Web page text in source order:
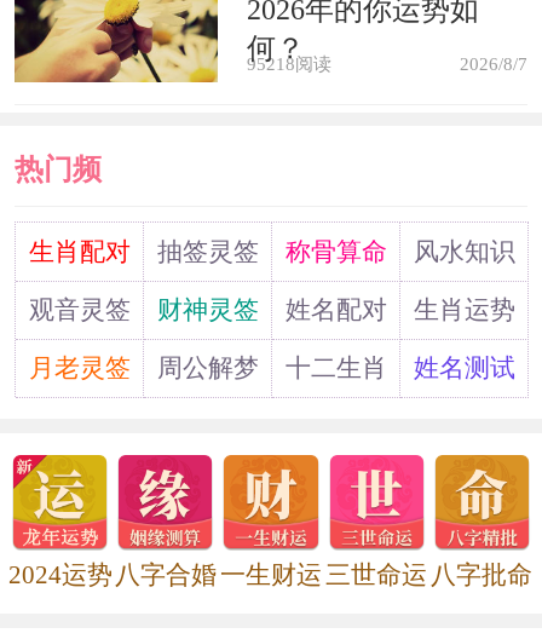
最好是请专业风水指导摆放。
注意三点，其一、办公室的门不宜正对
窗户；其二、办公室除了正门之外若另
外有门，既不宜门与门正对，也不宜门
与门在对角线的方位；其三、不宜开落
地窗。否则，易造成办公室内生气不
错。
五、办公室的颜色风水：办公
2026年的你运势如
何？
95218阅读 2026/8/7
热门频
道生肖配对 抽签灵签 称骨算命
风水知识
观音灵签
财神灵签 姓名配对
生肖运势
月老灵签
周公解梦 十二生肖 姓名测试
2024运势 八字合婚一生财运三世命运 八字批命